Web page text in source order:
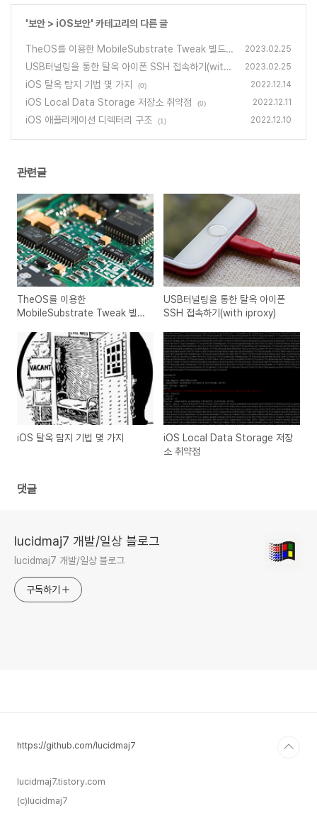
'보안 > iOS보안' 카테고리의 다른 글
TheOS를 이용한 MobileSubstrate Tweak 빌드하
기
(1)
2023.02.25
USB터널링을 통한 탈옥 아이폰 SSH 접속하기(with i
proxy)
(0)
2023.02.25
iOS 탈옥 탐지 기법 몇 가지 (0) 2022.12.14
iOS Local Data Storage 저장소 취약점 (0) 2022.12.11
iOS 애플리케이션 디렉터리 구조 (1) 2022.12.10
관련글
TheOS를 이용한
MobileSubstrate Tweak 빌드
USB터널링을 통한 탈옥 아이폰
SSH 접속하기(with iproxy)
iOS 탈옥 탐지 기법 몇 가지
iOS Local Data Storage 저장
소 취약점
댓글
lucidmaj7 개발/일상 블로그
lucidmaj7 개발/일상 블로그
구독하기
https://github.com/lucidmaj7
lucidmaj7.tistory.com
(c)lucidmaj7